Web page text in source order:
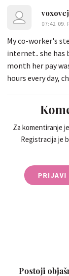
voxovej
07:42 09.
My co-worker's
internet.. she
month her pay
Za komentiranje
Registracija je
PRIJAVI
Postoji